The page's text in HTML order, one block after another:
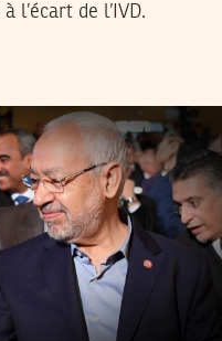
l’écart de l’IVD.